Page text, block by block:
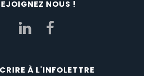
NOUS !
À L'INFOLETTRE